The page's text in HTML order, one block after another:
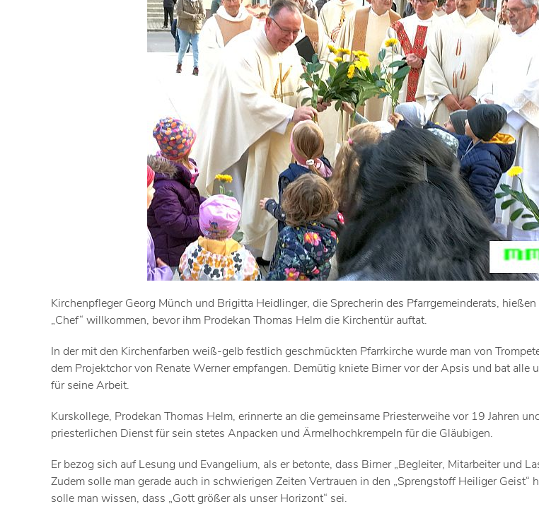
Kirchenpfleger Georg Münch und Brigitta Heidlinger, die Sprecherin des Pfarrgemeinderats,
„Chef“ willkommen, bevor ihm Prodekan Thomas Helm die Kirchentür auftat.
In der mit den Kirchenfarben weiß-gelb festlich geschmückten Pfarrkirche wurde man von
dem Projektchor von Renate Werner empfangen. Demütig kniete Birner vor der Apsis und bat alle
für seine Arbeit.
Kurskollege, Prodekan Thomas Helm, erinnerte an die gemeinsame Priesterweihe vor 19 Jahren
priesterlichen Dienst für sein stetes Anpacken und Ärmelhochkrempeln für die Gläubigen.
Er bezog sich auf Lesung und Evangelium, als er betonte, dass Birner „Begleiter, Mitarbeiter und
Zudem solle man gerade auch in schwierigen Zeiten Vertrauen in den „Sprengstoff Heiliger Geist“
solle man wissen, dass „Gott größer als unser Horizont“ sei.